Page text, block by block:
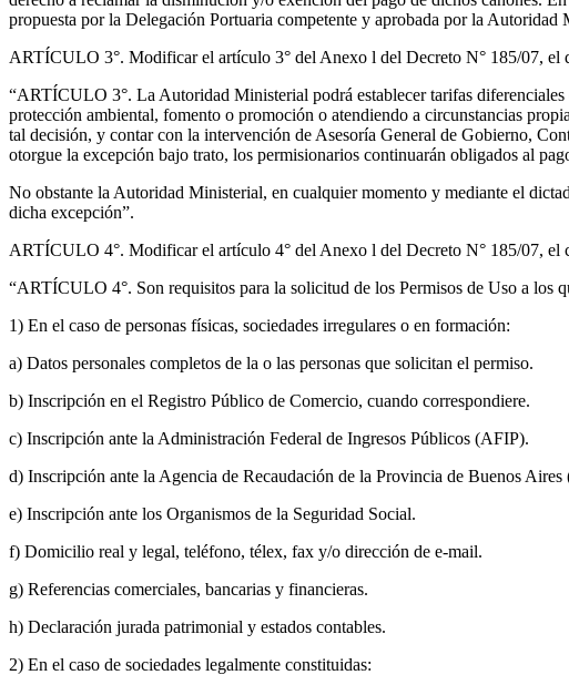
propuesta por la Delegación Portuaria competente y aprobada por la Autoridad
ARTÍCULO 3°. Modificar el artículo 3° del Anexo l del Decreto N° 185/07, el
“ARTÍCULO 3°. La Autoridad Ministerial podrá establecer tarifas
protección ambiental, fomento o promoción o atendiendo a circunstancias
tal decisión, y contar con la intervención de Asesoría General de Gobierno,
otorgue la excepción bajo trato, los permisionarios continuarán obligados al
No obstante la Autoridad Ministerial, en cualquier momento y mediante el
dicha excepción”.
ARTÍCULO 4°. Modificar el artículo 4° del Anexo l del Decreto N° 185/07, el
“ARTÍCULO 4°. Son requisitos para la solicitud de los Permisos de Uso a los
1) En el caso de personas físicas, sociedades irregulares o en formación:
a) Datos personales completos de la o las personas que solicitan el permiso.
b) Inscripción en el Registro Público de Comercio, cuando correspondiere.
c) Inscripción ante la Administración Federal de Ingresos Públicos (AFIP).
d) Inscripción ante la Agencia de Recaudación de la Provincia de Buenos
e) Inscripción ante los Organismos de la Seguridad Social.
f) Domicilio real y legal, teléfono, télex, fax y/o dirección de e-mail.
g) Referencias comerciales, bancarias y financieras.
h) Declaración jurada patrimonial y estados contables.
2) En el caso de sociedades legalmente constituidas: